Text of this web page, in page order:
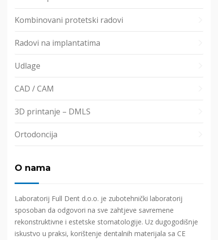
Kombinovani protetski radovi
Radovi na implantatima
Udlage
CAD / CAM
3D printanje – DMLS
Ortodoncija
O nama
Laboratorij Full Dent d.o.o. je zubotehnički laboratorij
sposoban da odgovori na sve zahtjeve savremene
rekonstruktivne i estetske stomatologije. Uz dugogodišnje
iskustvo u praksi, korištenje dentalnih materijala sa CE